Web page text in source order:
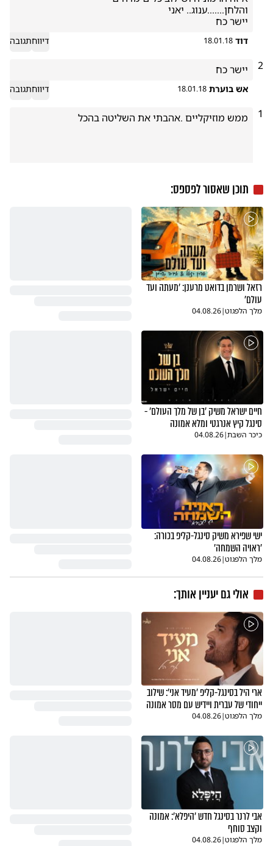
יישר כח
דוד 18.01.18 דיווחתגובה
2 יישר כח
אש בוערת 18.01.18 דיווחתגובה
1
יעקב 17.01.18
תוכן שאסור לפספס:
רזאל ושרמן בדואט מרענן: 'מעתה ועד
עולם'
מלך הלפגוט|
04.08.26
חיים ישראל משיק 'בן של מלך העולם' -
סינגל קיץ אנרגטי ומלא אמונה
כיכר השבת|
04.08.26
ישי שפירא משיק סינגל-קליפ בכורה:
'ראויה השמחה'
מלך הלפגוט|
04.08.26
אולי גם יעניין אותך:
ארי היל בסינגל-קליפ 'מעיד אני': שילוב
ייחודי של עברית ויידיש עם מסר אמונה
מלך הלפגוט|
04.08.26
אבי לרנר בסינגל חדש 'היפלא': אמונה
וקצב סוחף
מלך הלפגוט|
04.08.26